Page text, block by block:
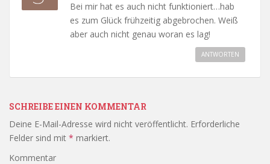
Bei mir hat es auch nicht funktioniert…hab
es zum Glück frühzeitig abgebrochen. Weiß
aber auch nicht genau woran es lag!
ANTWORTEN
SCHREIBE EINEN KOMMENTAR
Deine E-Mail-Adresse wird nicht veröffentlicht. Erforderliche
Felder sind mit * markiert.
Kommentar